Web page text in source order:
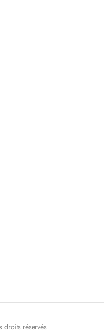
droits réservés